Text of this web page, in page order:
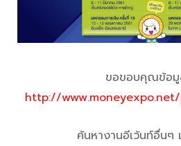
ขอขอบคุณข้อมู
http://
ค้นหางานอีเว้นท์อื่นๆ